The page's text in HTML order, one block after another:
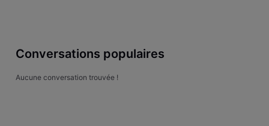
Conversations populaires
Aucune conversation trouvée !